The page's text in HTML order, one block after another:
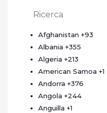
Afghanistan +93
Albania +355
Algeria +213
American Samoa +1
Andorra +376
Angola +244
Anguilla +1